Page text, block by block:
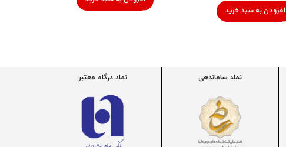
افزودن به سبد خرید
نماد ساماندهی نماد درگاه معتبر